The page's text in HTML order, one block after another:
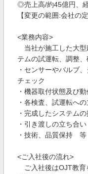
◎売上高/約45億円、
【変更の範囲:会社の
<業務内容>
当社が施工した大型
テムの試運転、調整、
・センサーやバルブ
チェック
・機器取付状態及び
・各検査、試運転へ
・完成したシステム
・引き渡しの立ち合い
・技術、品質保持 等
<ご入社後の流れ>
ご入社後はOJT教育